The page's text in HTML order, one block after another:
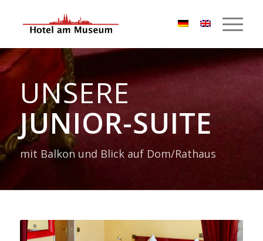
UNSERE
JUNIOR-SUITE
mit Balkon und Blick auf Dom/Rathaus